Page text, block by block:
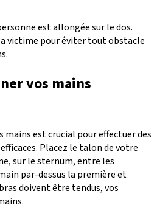
est allongée sur le dos.
victime pour éviter tout obstacle
vos mains
est crucial pour effectuer des
Placez le talon de votre
sur le sternum, entre les
par-dessus la première et
doivent être tendus, vos